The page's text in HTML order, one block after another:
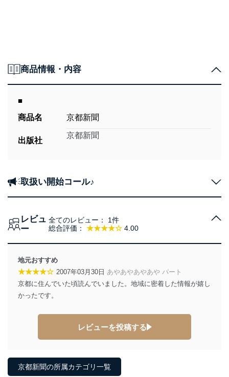
商品情報・内容
■
商品名
京都新聞
出版社
京都新聞
取扱い開始コール♪
レビュ
ー
総合評価： ★★★★☆ 4.00
全てのレビュー： 1件
地元おすすめ
★★★★☆ 2007年03月30日 あやあやあやあや パート
京都に住んでいた頃読んでいました。地域に密着した情報が嬉し
かったです。
レビューを投稿する
京都新聞の所属カテゴリ一覧